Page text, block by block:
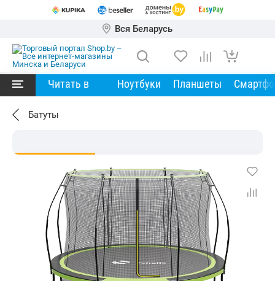
Вся Беларусь
Читать в Ноутбуки Планшеты
Батуты